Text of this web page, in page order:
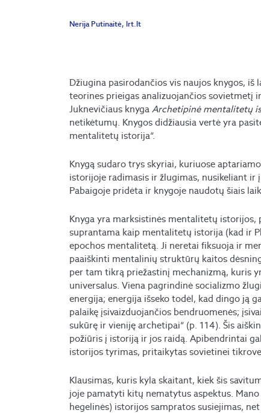
Nerija Putinaitė, lrt.lt
Džiugina pasirodančios vis naujos knygos,
teorines prieigas analizuojančios sovietmetį
Juknevičiaus knyga ­ Archetipinė mentalitetų
netikėtumų. Knygos didžiausia vertė yra
mentalitetų istorija“.
Knygą sudaro trys skyriai, kuriuose
istorijoje radimasis ir žlugimas, nusikeliant ir
Pabaigoje pridėta ir knygoje naudotų šiais
Knyga yra marksistinės mentalitetų
suprantama kaip mentalitetų istorija (kad ir
epochos mentalitetą. Ji neretai fiksuoja ir
paaiškinti mentalinių struktūrų kaitos
per tam tikrą priežastinį mechanizmą, kuris
universalus. Viena pagrindinė socializmo
energija; energija išseko todėl, kad dingo ją
palaikę įsivaizduojančios bendruomenės;
sukūrę ir vieniję archetipai“ (p. 114). Šis
požiūris į istoriją ir jos raidą. Apibendrintai
istorijos tyrimas, pritaikytas sovietinei
Klausimas, kuris kyla skaitant, kiek šis
joje pamatyti kitų nematytus aspektus.
hegelinės) istorijos sampratos susiejimas,